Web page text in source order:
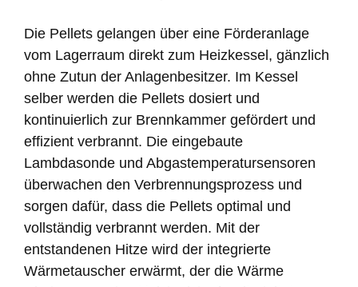
Die Pellets gelangen über eine Förderanlage
vom Lagerraum direkt zum Heizkessel, gänzlich
ohne Zutun der Anlagenbesitzer. Im Kessel
selber werden die Pellets dosiert und
kontinuierlich zur Brennkammer gefördert und
effizient verbrannt. Die eingebaute
Lambdasonde und Abgastemperatursensoren
überwachen den Verbrennungsprozess und
sorgen dafür, dass die Pellets optimal und
vollständig verbrannt werden. Mit der
entstandenen Hitze wird der integrierte
Wärmetauscher erwärmt, der die Wärme